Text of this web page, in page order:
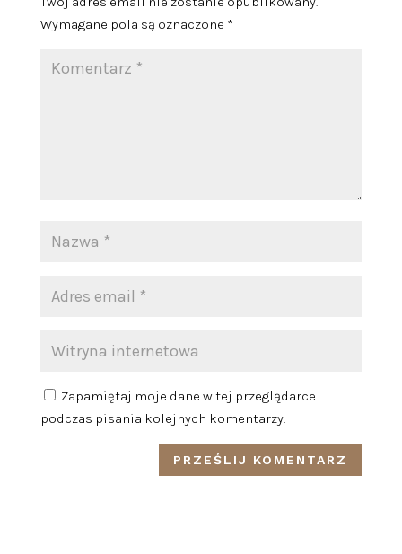
Wymagane pola są oznaczone *
Zapamiętaj moje dane w tej przeglądarce
podczas pisania kolejnych komentarzy.